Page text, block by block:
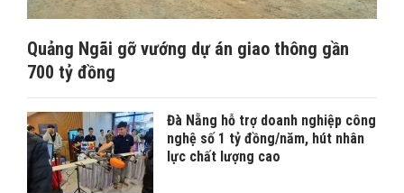
Quảng Ngãi gỡ vướng dự án giao thông gần
700 tỷ đồng
Đà Nẵng hỗ trợ doanh nghiệp công
nghệ số 1 tỷ đồng/năm, hút nhân
lực chất lượng cao